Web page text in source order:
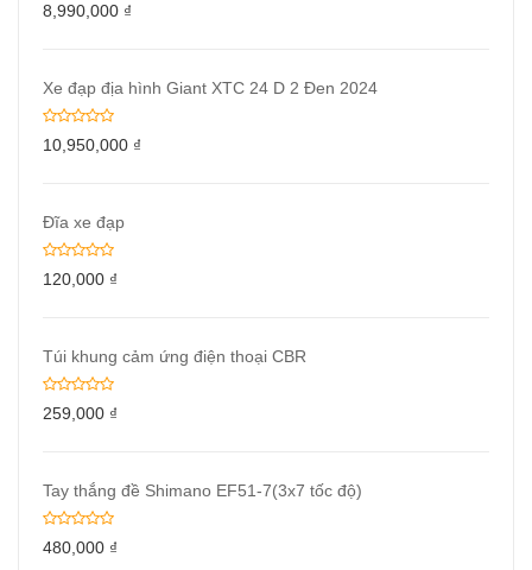
8,990,000 ₫
Xe đạp địa hình Giant XTC 24 D 2 Đen 2024
10,950,000 ₫
Đĩa xe đạp
120,000 ₫
Túi khung cảm ứng điện thoại CBR
259,000 ₫
Tay thắng đề Shimano EF51-7(3x7 tốc độ)
480,000 ₫